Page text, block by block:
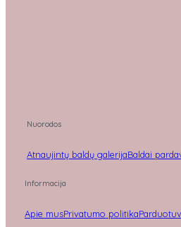
Nuorodos
Atnaujintų baldų galerijaBaldai
Informacija
Apie musPrivatumo politika